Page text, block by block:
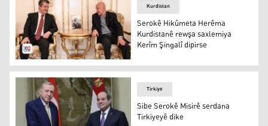
Mesrûr Barzanî û Kerîm Şingalî
Kurdistan
Serokê Hikûmeta Herêma
Kurdistanê rewşa saxlemiya
Kerîm Şingalî dipirse
Tirkiye
Sibe Serokê Misirê serdana
Tirkiyeyê dike